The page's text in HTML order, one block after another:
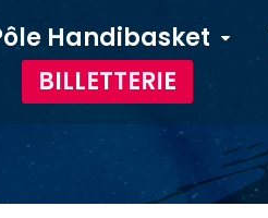
Handibasket
BILLETTERIE